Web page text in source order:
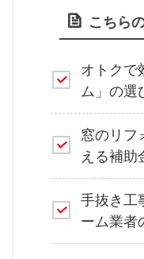
こちら
オトクで
ム」の選
窓のリフ
える補助
手抜き工
ーム業者